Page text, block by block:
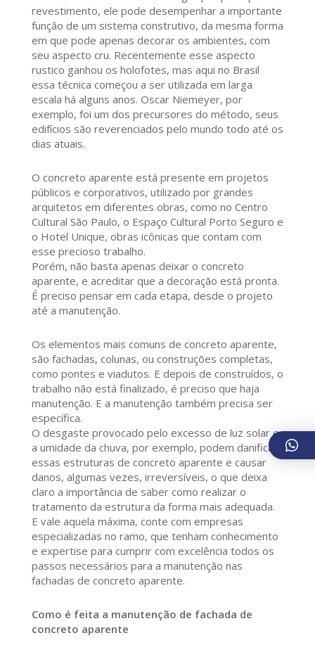
revestimento, ele pode desempenhar a importante
função de um sistema construtivo, da mesma forma
em que pode apenas decorar os ambientes, com
seu aspecto cru. Recentemente esse aspecto
rustico ganhou os holofotes, mas aqui no Brasil
essa técnica começou a ser utilizada em larga
escala há alguns anos. Oscar Niemeyer, por
exemplo, foi um dos precursores do método, seus
edifícios são reverenciados pelo mundo todo até os
dias atuais.
O concreto aparente está presente em projetos
públicos e corporativos, utilizado por grandes
arquitetos em diferentes obras, como no Centro
Cultural São Paulo, o Espaço Cultural Porto Seguro e
o Hotel Unique, obras icônicas que contam com
esse precioso trabalho.
Porém, não basta apenas deixar o concreto
aparente, e acreditar que a decoração está pronta.
É preciso pensar em cada etapa, desde o projeto
até a manutenção.
Os elementos mais comuns de concreto aparente,
são fachadas, colunas, ou construções completas,
como pontes e viadutos. E depois de construídos, o
trabalho não está finalizado, é preciso que haja
manutenção. E a manutenção também precisa ser
específica.
O desgaste provocado pelo excesso de luz solar e
a umidade da chuva, por exemplo, podem danificar
essas estruturas de concreto aparente e causar
danos, algumas vezes, irreversíveis, o que deixa
claro a importância de saber como realizar o
tratamento da estrutura da forma mais adequada.
E vale aquela máxima, conte com empresas
especializadas no ramo, que tenham conhecimento
e expertise para cumprir com excelência todos os
passos necessários para a manutenção nas
fachadas de concreto aparente.
Como é feita a manutenção de fachada de
concreto aparente